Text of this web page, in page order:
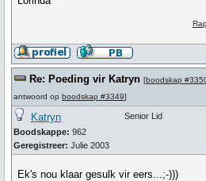
Re: Poeding vir Katryn [boodskap
antwoord op boodskap #3349]
Katryn
Boodskappe: 962
Geregistreer: Julie 2003
Senior Lid
Ek's nou klaar gesulk vir eers...;-)))